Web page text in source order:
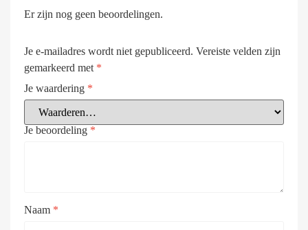
Er zijn nog geen beoordelingen.
Je e-mailadres wordt niet gepubliceerd. Vereiste velden zijn
gemarkeerd met *
Je waardering *
Je beoordeling *
Naam *